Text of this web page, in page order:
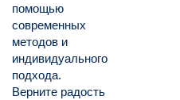
помощью
современных
методов и
индивидуального
подхода.
Верните радость